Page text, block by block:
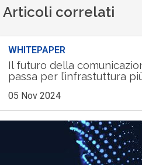
Articoli correlati
WHITEPAPER
Il futuro della
passa per l’infrastuttura
05 Nov 2024